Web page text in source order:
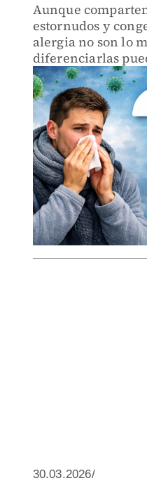
Aunque
estornudos y
alergia no son lo
diferenciarlas
el tratamiento
momento.
30.03.2026/